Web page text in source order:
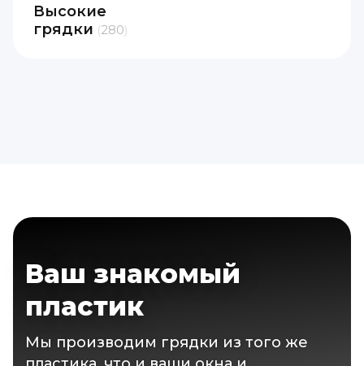
Высокие
грядки 280
Ваш знакомый
пластик
Мы производим грядки из того же